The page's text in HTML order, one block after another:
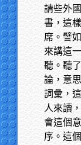
請些外
書，這
席。譬
來講這
聽。聽
論，意
詞彙，
人來讀
會這個
序。這